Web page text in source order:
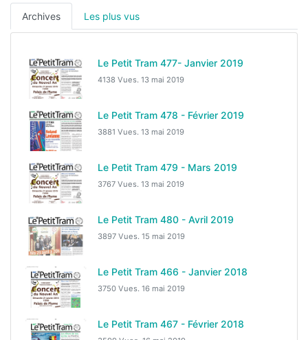
Archives Les plus vus
Le Petit Tram 477- Janvier 2019
4138 Vues. 13 mai 2019
Le Petit Tram 478 - Février 2019
3881 Vues. 13 mai 2019
Le Petit Tram 479 - Mars 2019
3767 Vues. 13 mai 2019
Le Petit Tram 480 - Avril 2019
3897 Vues. 15 mai 2019
Le Petit Tram 466 - Janvier 2018
3750 Vues. 16 mai 2019
Le Petit Tram 467 - Février 2018